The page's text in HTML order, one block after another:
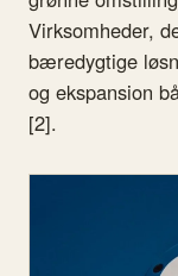
Virksomheder,
bæredygtige
og ekspansion
[2].